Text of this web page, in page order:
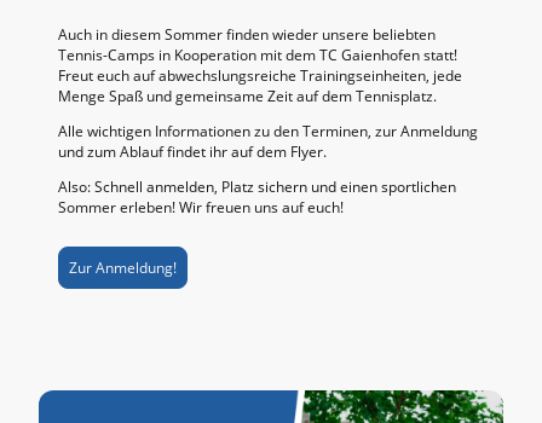
Auch in diesem Sommer finden wieder unsere beliebten
Tennis-Camps in Kooperation mit dem TC Gaienhofen statt!
Freut euch auf abwechslungsreiche Trainingseinheiten, jede
Menge Spaß und gemeinsame Zeit auf dem Tennisplatz.
Alle wichtigen Informationen zu den Terminen, zur Anmeldung
und zum Ablauf findet ihr auf dem Flyer.
Also: Schnell anmelden, Platz sichern und einen sportlichen
Sommer erleben! Wir freuen uns auf euch!
Zur Anmeldung!